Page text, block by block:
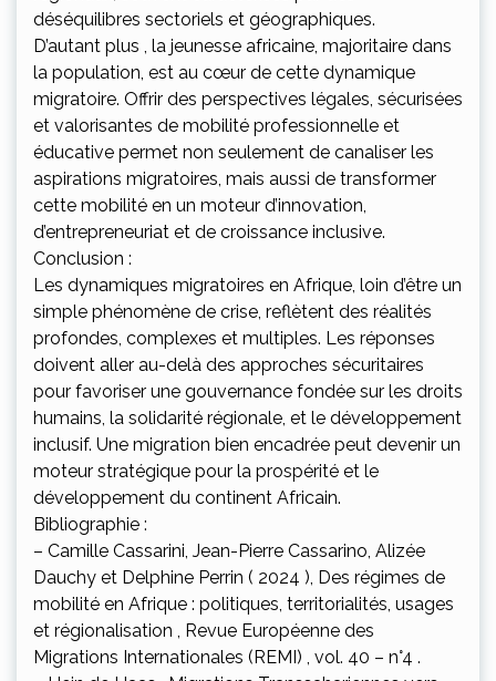
déséquilibres sectoriels et géographiques.
D’autant plus , la jeunesse africaine, majoritaire dans
la population, est au cœur de cette dynamique
migratoire. Offrir des perspectives légales, sécurisées
et valorisantes de mobilité professionnelle et
éducative permet non seulement de canaliser les
aspirations migratoires, mais aussi de transformer
cette mobilité en un moteur d’innovation,
d’entrepreneuriat et de croissance inclusive.
Conclusion :
Les dynamiques migratoires en Afrique, loin d’être un
simple phénomène de crise, reflètent des réalités
profondes, complexes et multiples. Les réponses
doivent aller au-delà des approches sécuritaires
pour favoriser une gouvernance fondée sur les droits
humains, la solidarité régionale, et le développement
inclusif. Une migration bien encadrée peut devenir un
moteur stratégique pour la prospérité et le
développement du continent Africain.
Bibliographie :
– Camille Cassarini, Jean-Pierre Cassarino, Alizée
Dauchy et Delphine Perrin ( 2024 ), Des régimes de
mobilité en Afrique : politiques, territorialités, usages
et régionalisation , Revue Européenne des
Migrations Internationales (REMI) , vol. 40 – n°4 .